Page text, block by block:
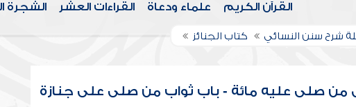
القرآن الكريم علماء ودعاة القراءات العشر الشجرة
شرح سنن النسائي كتاب الجنائز
من صلى عليه مائة - باب ثواب من صلى على جنازة